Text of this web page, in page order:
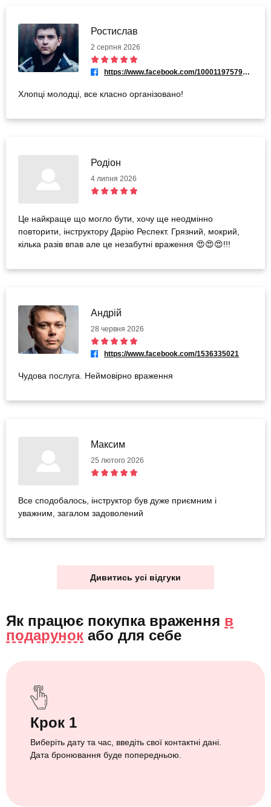
Ростислав
2 серпня 2026
https://www.facebook.com/100011975791261
Хлопці молодці, все класно організовано!
Родіон
4 липня 2026
Це найкраще що могло бути, хочу ще неодмінно
повторити, інструктору Дарію Респект. Грязний, мокрий,
кілька разів впав але це незабутні враження 😍😍😍!!!
Андрій
28 червня 2026
https://www.facebook.com/1536335021
Чудова послуга. Неймовірно враження
Максим
25 лютого 2026
Все сподобалось, інструктор був дуже приємним і
уважним, загалом задоволений
Дивитись усі відгуки
Як працює покупка враження в
подарунок або для себе
Крок 1
Виберіть дату та час, введіть свої контактні дані.
Дата бронювання буде попередньою.